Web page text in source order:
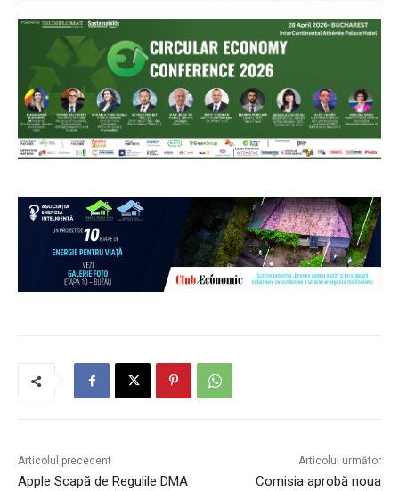
Articolul precedent
Apple Scapă de Regulile DMA
Articolul următor
Comisia aprobă noua